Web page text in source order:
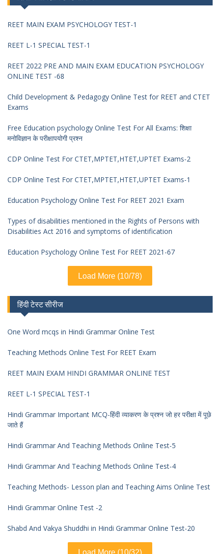
REET MAIN EXAM PSYCHOLOGY TEST-1
REET L-1 SPECIAL TEST-1
REET 2022 PRE AND MAIN EXAM EDUCATION PSYCHOLOGY
ONLINE TEST -68
Child Development & Pedagogy Online Test for REET and CTET
Exams
Free Education psychology Online Test For All Exams: शिक्षा
मनोविज्ञान के परीक्षापयोगी प्रश्न
CDP Online Test For CTET,MPTET,HTET,UPTET Exams-2
CDP Online Test For CTET,MPTET,HTET,UPTET Exams-1
Education Psychology Online Test For REET 2021 Exam
Types of disabilities mentioned in the Rights of Persons with
Disabilities Act 2016 and symptoms of identification
Education Psychology Online Test For REET 2021-67
Load More (10/78)
हिंदी टेस्ट सीरीज
One Word mcqs in Hindi Grammar Online Test
Teaching Methods Online Test For REET Exam
REET MAIN EXAM HINDI GRAMMAR ONLINE TEST
REET L-1 SPECIAL TEST-1
Hindi Grammar Important MCQ-हिंदी व्याकरण के प्रश्न जो हर परीक्षा में पूछे
जाते हैं
Hindi Grammar And Teaching Methods Online Test-5
Hindi Grammar And Teaching Methods Online Test-4
Teaching Methods- Lesson plan and Teaching Aims Online Test
Hindi Grammar Online Test -2
Shabd And Vakya Shuddhi in Hindi Grammar Online Test-20
Load More (10/32)